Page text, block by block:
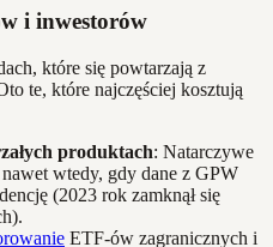
i inwestorów
które się powtarzają z
te, które najczęściej kosztują
produktach: Natarczywe
wtedy, gdy dane z GPW
(2023 rok zamknął się
ETF-ów zagranicznych i